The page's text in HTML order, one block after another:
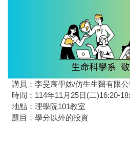
講員：李旻宸學姊/仿生生醫有限公
時間：114年11月25日(二)16:20-
地點：理學院101教室
題目：學分以外的投資